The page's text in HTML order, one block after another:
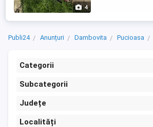
4
Publi24 Anunțuri Dambovita Pucioasa
Categorii
Subcategorii
Județe
Localități